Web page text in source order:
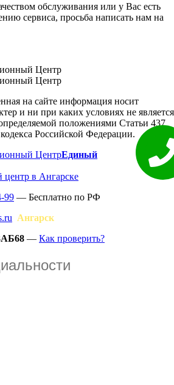
обслуживания или у Вас есть
сервиса, просьба написать нам на
на сайте информация носит
и ни при каких условиях не является
положениями Статьи 437
Российской Федерации.
Единый
центр в Ангарске
99 — Бесплатно по РФ
Ангарск
— Как проверить?